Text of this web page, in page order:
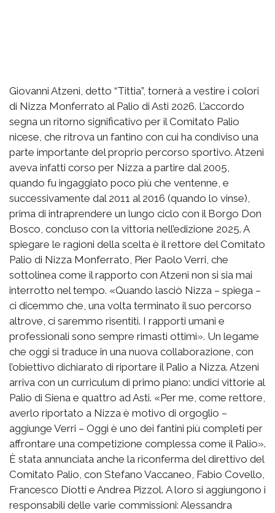
Giovanni Atzeni, detto “Tittia”, tornerà a vestire i colori
di Nizza Monferrato al Palio di Asti 2026. L’accordo
segna un ritorno significativo per il Comitato Palio
nicese, che ritrova un fantino con cui ha condiviso una
parte importante del proprio percorso sportivo. Atzeni
aveva infatti corso per Nizza a partire dal 2005,
quando fu ingaggiato poco più che ventenne, e
successivamente dal 2011 al 2016 (quando lo vinse),
prima di intraprendere un lungo ciclo con il Borgo Don
Bosco, concluso con la vittoria nell’edizione 2025. A
spiegare le ragioni della scelta è il rettore del Comitato
Palio di Nizza Monferrato, Pier Paolo Verri, che
sottolinea come il rapporto con Atzeni non si sia mai
interrotto nel tempo. «Quando lasciò Nizza – spiega –
ci dicemmo che, una volta terminato il suo percorso
altrove, ci saremmo risentiti. I rapporti umani e
professionali sono sempre rimasti ottimi». Un legame
che oggi si traduce in una nuova collaborazione, con
l’obiettivo dichiarato di riportare il Palio a Nizza. Atzeni
arriva con un curriculum di primo piano: undici vittorie al
Palio di Siena e quattro ad Asti. «Per me, come rettore,
averlo riportato a Nizza è motivo di orgoglio –
aggiunge Verri – Oggi è uno dei fantini più completi per
affrontare una competizione complessa come il Palio».
È stata annunciata anche la riconferma del direttivo del
Comitato Palio, con Stefano Vaccaneo, Fabio Covello,
Francesco Diotti e Andrea Pizzol. A loro si aggiungono i
responsabili delle varie commissioni: Alessandra